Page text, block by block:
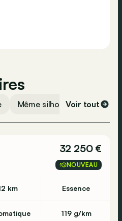
Même silhouette Même
Voir tout
32 250 €
NOUVEAU
km Essence
119 g/km